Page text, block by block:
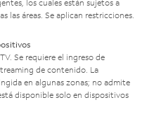
los cuales están sujetos a
las áreas. Se aplican restricciones.
Se requiere el ingreso de
de contenido. La
en algunas zonas; no admite
disponible solo en dispositivos